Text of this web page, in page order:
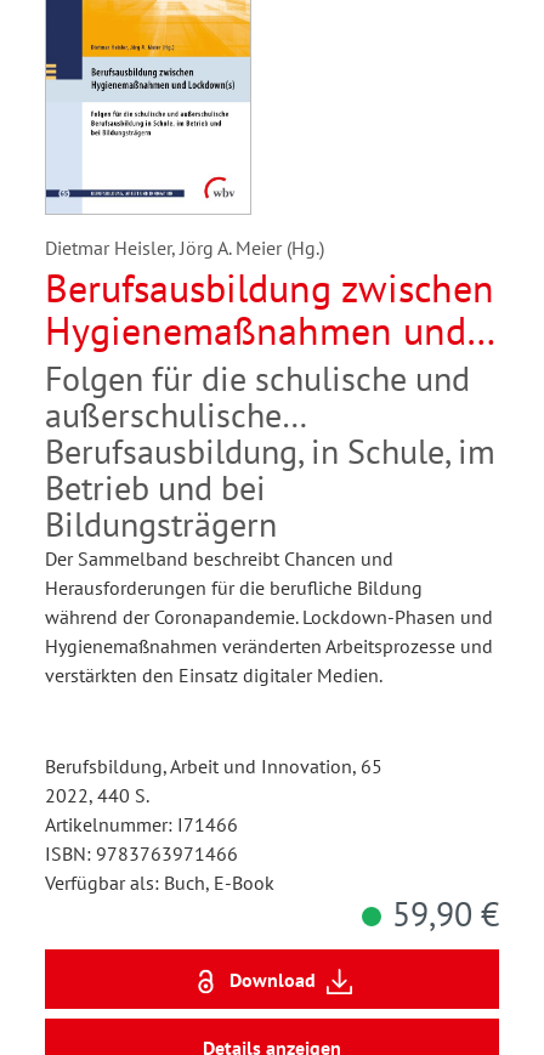
Dietmar Heisler, Jörg A. Meier (Hg.)
Berufsausbildung zwischen
Hygienemaßnahmen und
Lockdown(s)
Folgen für die schulische und
außerschulische
Berufsausbildung, in Schule, im
Betrieb und bei
Bildungsträgern
Der Sammelband beschreibt Chancen und
Herausforderungen für die berufliche Bildung
während der Coronapandemie. Lockdown-Phasen und
Hygienemaßnahmen veränderten Arbeitsprozesse und
verstärkten den Einsatz digitaler Medien.
Berufsbildung, Arbeit und Innovation, 65
2022, 440 S.
Artikelnummer: I71466
ISBN: 9783763971466
Verfügbar als: Buch, E-Book
59,90 €
Download
Details anzeigen